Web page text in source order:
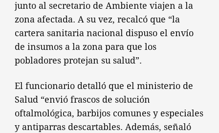
junto al secretario de Ambiente viajen a la
zona afectada. A su vez, recalcó que “la
cartera sanitaria nacional dispuso el envío
de insumos a la zona para que los
pobladores protejan su salud”.
El funcionario detalló que el ministerio de
Salud “envió frascos de solución
oftalmológica, barbijos comunes y especiales
y antiparras descartables. Además, señaló